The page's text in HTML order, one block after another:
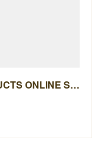
FUMP + fofo - BEAUTY PRODUCTS ONLINE STORE -